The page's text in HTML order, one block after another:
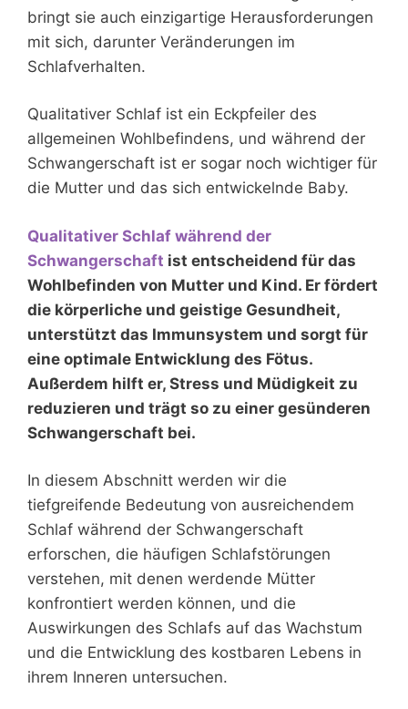
bringt sie auch einzigartige Herausforderungen
mit sich, darunter Veränderungen im
Schlafverhalten.
Qualitativer Schlaf ist ein Eckpfeiler des
allgemeinen Wohlbefindens, und während der
Schwangerschaft ist er sogar noch wichtiger für
die Mutter und das sich entwickelnde Baby.
Qualitativer Schlaf während der
Schwangerschaft ist entscheidend für das
Wohlbefinden von Mutter und Kind. Er fördert
die körperliche und geistige Gesundheit,
unterstützt das Immunsystem und sorgt für
eine optimale Entwicklung des Fötus.
Außerdem hilft er, Stress und Müdigkeit zu
reduzieren und trägt so zu einer gesünderen
Schwangerschaft bei.
In diesem Abschnitt werden wir die
tiefgreifende Bedeutung von ausreichendem
Schlaf während der Schwangerschaft
erforschen, die häufigen Schlafstörungen
verstehen, mit denen werdende Mütter
konfrontiert werden können, und die
Auswirkungen des Schlafs auf das Wachstum
und die Entwicklung des kostbaren Lebens in
ihrem Inneren untersuchen.